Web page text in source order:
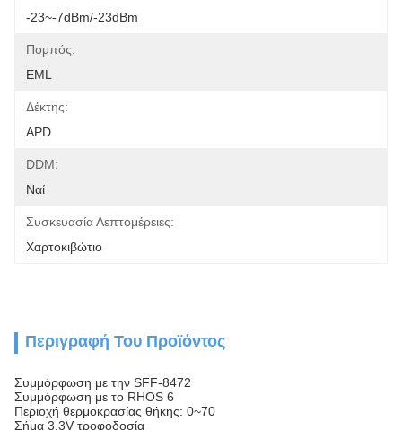
-23~-7dBm/-23dBm
Πομπός:
EML
Δέκτης:
APD
DDM:
Ναί
Συσκευασία Λεπτομέρειες:
Χαρτοκιβώτιο
Περιγραφή Του Προϊόντος
Συμμόρφωση με την SFF-8472
Συμμόρφωση με το RHOS 6
Περιοχή θερμοκρασίας θήκης: 0~70
Σήμα 3.3V τροφοδοσία